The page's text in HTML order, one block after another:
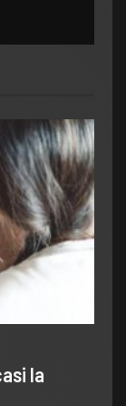
la